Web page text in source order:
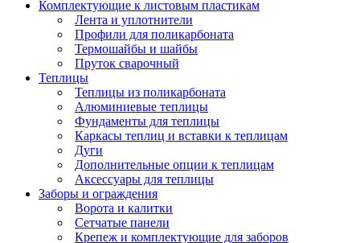
Комплектующие к листовым пластикам
Лента и уплотнители
Профили для поликарбоната
Термошайбы и шайбы
Пруток сварочный
Теплицы
Теплицы из поликарбоната
Алюминиевые теплицы
Фундаменты для теплицы
Каркасы теплиц и вставки к теплицам
Дуги
Дополнительные опции к теплицам
Аксессуары для теплицы
Заборы и ограждения
Ворота и калитки
Сетчатые панели
Крепеж и комплектующие для заборов